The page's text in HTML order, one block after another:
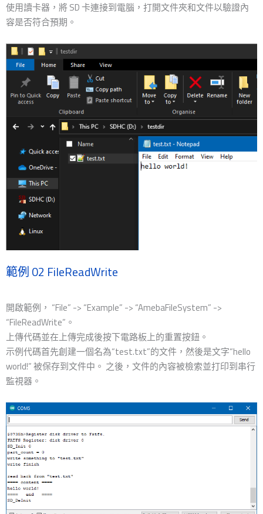
使用讀卡器，將 SD 卡連接到電腦，打開文件夾和文件以驗證內
容是否符合預期。
範例 02 FileReadWrite
開啟範例， “File” -> “Example” -> “AmebaFileSystem” ->
“FileReadWrite”。
上傳代碼並在上傳完成後按下電路板上的重置按鈕。
示例代碼首先創建一個名為“test.txt”的文件，然後是文字“hello
world!” 被保存到文件中。 之後，文件的內容被檢索並打印到串行
監視器。